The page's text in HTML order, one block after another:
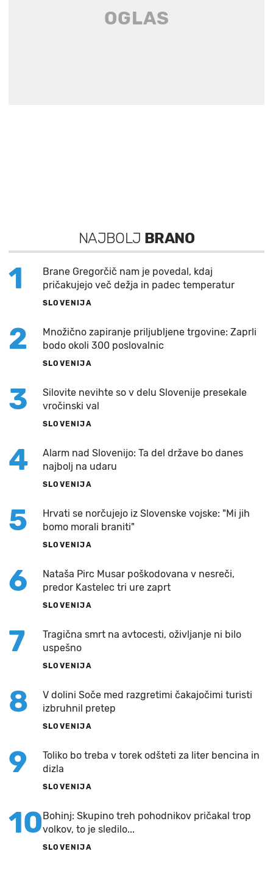
NAJBOLJ BRANO
1
Brane Gregorčič nam je povedal, kdaj
pričakujejo več dežja in padec temperatur
SLOVENIJA
2
Množično zapiranje priljubljene trgovine: Zaprli
bodo okoli 300 poslovalnic
SLOVENIJA
3
Silovite nevihte so v delu Slovenije presekale
vročinski val
SLOVENIJA
4
Alarm nad Slovenijo: Ta del države bo danes
najbolj na udaru
SLOVENIJA
5
Hrvati se norčujejo iz Slovenske vojske: "Mi jih
bomo morali braniti"
SLOVENIJA
6
Nataša Pirc Musar poškodovana v nesreči,
predor Kastelec tri ure zaprt
SLOVENIJA
7
Tragična smrt na avtocesti, oživljanje ni bilo
uspešno
SLOVENIJA
8
V dolini Soče med razgretimi čakajočimi turisti
izbruhnil pretep
SLOVENIJA
9
Toliko bo treba v torek odšteti za liter bencina in
dizla
SLOVENIJA
10Bohinj: Skupino treh pohodnikov pričakal trop
volkov, to je sledilo...
SLOVENIJA